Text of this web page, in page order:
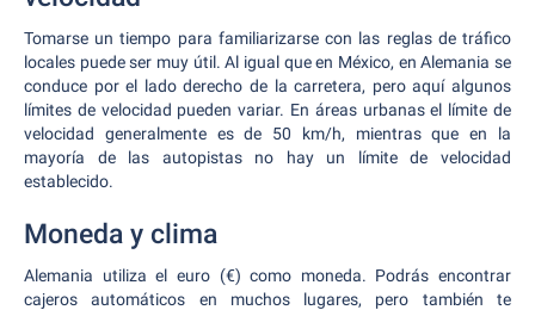
Tomarse un tiempo para familiarizarse con las reglas de tráfico
locales puede ser muy útil. Al igual que en México, en Alemania se
conduce por el lado derecho de la carretera, pero aquí algunos
límites de velocidad pueden variar. En áreas urbanas el límite de
velocidad generalmente es de 50 km/h, mientras que en la
mayoría de las autopistas no hay un límite de velocidad
establecido.
Moneda y clima
Alemania utiliza el euro (€) como moneda. Podrás encontrar
cajeros automáticos en muchos lugares, pero también te